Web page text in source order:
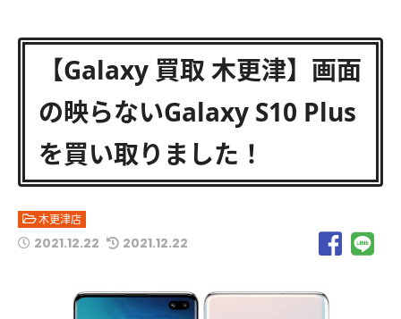
【Galaxy 買取 木更津】画面
の映らないGalaxy S10 Plus
を買い取りました！
木更津店
2021.12.22 2021.12.22